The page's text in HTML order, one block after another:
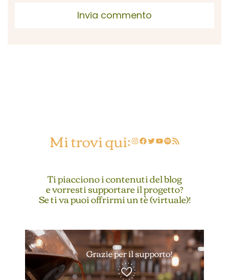
Mi trovi qui:InstagramFacebookTwitter YouTube Spotify Feed RSS
Ti piacciono i contenuti del blog
e vorresti supportare il progetto?
Se ti va puoi offrirmi un tè (virtuale)!